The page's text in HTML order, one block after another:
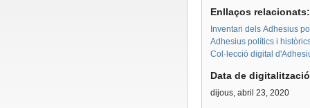
Enllaços
Inventari dels Adhesius
Adhesius polítics i
Col·lecció digital
Data de
dijous, abril 23, 2020